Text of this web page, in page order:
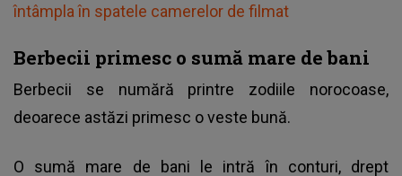
întâmpla în spatele camerelor de filmat
Berbecii primesc o sumă mare de bani
Berbecii se numără printre zodiile norocoase,
deoarece astăzi primesc o veste bună.
O sumă mare de bani le intră în conturi, drept